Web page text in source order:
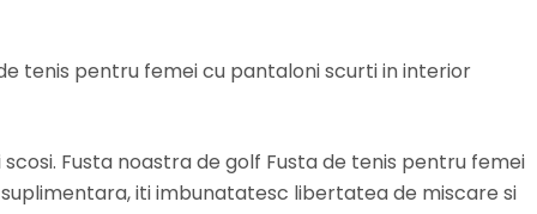
tenis pentru femei cu pantaloni scurti in interior
Fusta noastra de golf Fusta de tenis pentru femei
iti imbunatatesc libertatea de miscare si